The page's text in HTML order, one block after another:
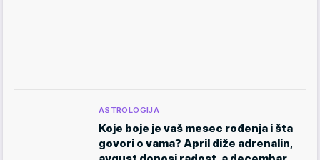
ASTROLOGIJA
Koje boje je vaš mesec rođenja i šta
govori o vama? April diže adrenalin,